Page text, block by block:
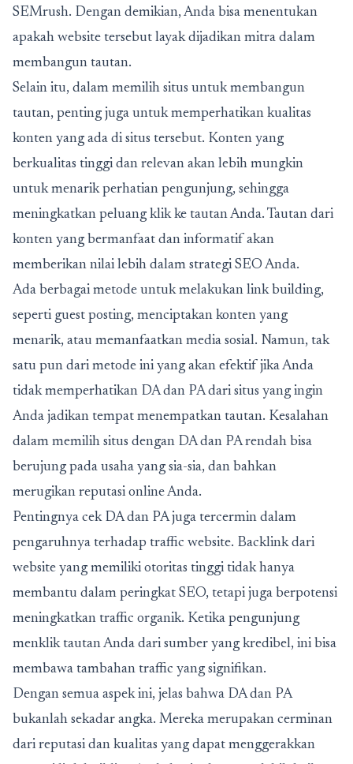
SEMrush. Dengan demikian, Anda bisa menentukan
apakah website tersebut layak dijadikan mitra dalam
membangun tautan.
Selain itu, dalam memilih situs untuk membangun
tautan, penting juga untuk memperhatikan kualitas
konten yang ada di situs tersebut. Konten yang
berkualitas tinggi dan relevan akan lebih mungkin
untuk menarik perhatian pengunjung, sehingga
meningkatkan peluang klik ke tautan Anda. Tautan dari
konten yang bermanfaat dan informatif akan
memberikan nilai lebih dalam strategi SEO Anda.
Ada berbagai metode untuk melakukan link building,
seperti guest posting, menciptakan konten yang
menarik, atau memanfaatkan media sosial. Namun, tak
satu pun dari metode ini yang akan efektif jika Anda
tidak memperhatikan DA dan PA dari situs yang ingin
Anda jadikan tempat menempatkan tautan. Kesalahan
dalam memilih situs dengan DA dan PA rendah bisa
berujung pada usaha yang sia-sia, dan bahkan
merugikan reputasi online Anda.
Pentingnya cek DA dan PA juga tercermin dalam
pengaruhnya terhadap traffic website. Backlink dari
website yang memiliki otoritas tinggi tidak hanya
membantu dalam peringkat SEO, tetapi juga berpotensi
meningkatkan traffic organik. Ketika pengunjung
menklik tautan Anda dari sumber yang kredibel, ini bisa
membawa tambahan traffic yang signifikan.
Dengan semua aspek ini, jelas bahwa DA dan PA
bukanlah sekadar angka. Mereka merupakan cerminan
dari reputasi dan kualitas yang dapat menggerakkan